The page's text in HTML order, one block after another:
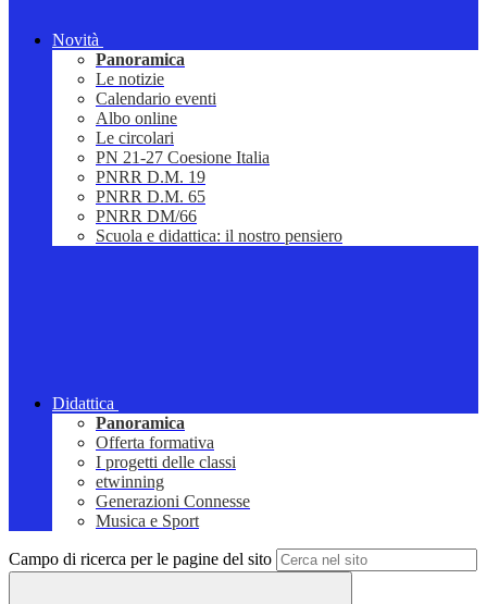
Novità
Panoramica
Le notizie
Calendario eventi
Albo online
Le circolari
PN 21-27 Coesione Italia
PNRR D.M. 19
PNRR D.M. 65
PNRR DM/66
Scuola e didattica: il nostro pensiero
Didattica
Panoramica
Offerta formativa
I progetti delle classi
etwinning
Generazioni Connesse
Musica e Sport
Campo di ricerca per le pagine del sito